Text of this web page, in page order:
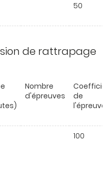
50
de rattrapage
Nombre
d'épreuves
de
l'épreuve
100